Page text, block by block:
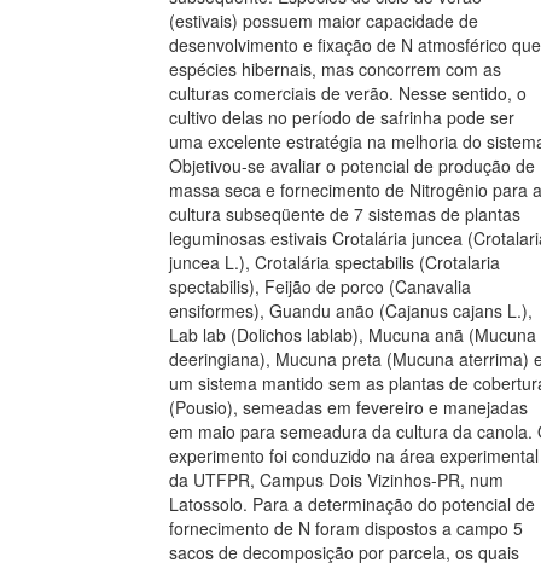
(estivais) possuem maior capacidade de
desenvolvimento e fixação de N atmosférico que
espécies hibernais, mas concorrem com as
culturas comerciais de verão. Nesse sentido, o
cultivo delas no período de safrinha pode ser
uma excelente estratégia na melhoria do
Objetivou-se avaliar o potencial de produção de
massa seca e fornecimento de Nitrogênio para a
cultura subseqüente de 7 sistemas de plantas
leguminosas estivais Crotalária juncea
juncea L.), Crotalária spectabilis (Crotalaria
spectabilis), Feijão de porco (Canavalia
ensiformes), Guandu anão (Cajanus cajans L.),
Lab lab (Dolichos lablab), Mucuna anã (Mucuna
deeringiana), Mucuna preta (Mucuna aterrima)
um sistema mantido sem as plantas de
(Pousio), semeadas em fevereiro e manejadas
em maio para semeadura da cultura da canola.
experimento foi conduzido na área experimental
da UTFPR, Campus Dois Vizinhos-PR, num
Latossolo. Para a determinação do potencial de
fornecimento de N foram dispostos a campo 5
sacos de decomposição por parcela, os quais